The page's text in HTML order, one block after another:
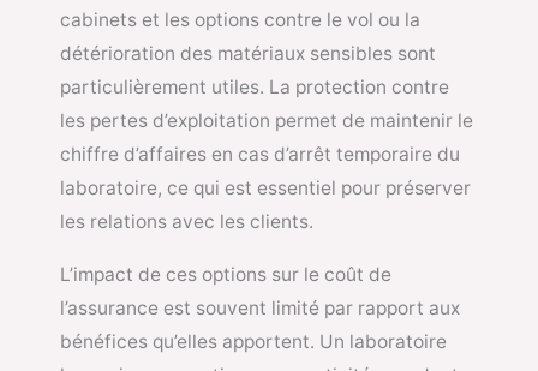
cabinets et les options contre le vol ou la
détérioration des matériaux sensibles sont
particulièrement utiles. La protection contre
les pertes d’exploitation permet de maintenir le
chiffre d’affaires en cas d’arrêt temporaire du
laboratoire, ce qui est essentiel pour préserver
les relations avec les clients.
L’impact de ces options sur le coût de
l’assurance est souvent limité par rapport aux
bénéfices qu’elles apportent. Un laboratoire